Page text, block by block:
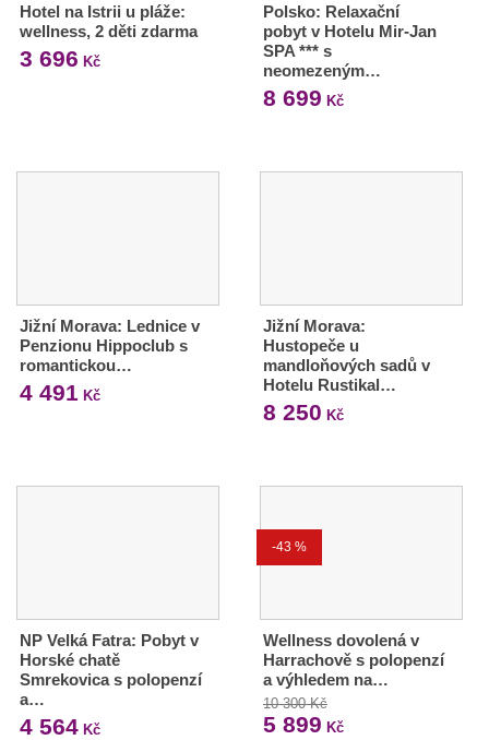
Hotel na Istrii u pláže:
wellness, 2 děti zdarma
3 696 Kč
Polsko: Relaxační
pobyt v Hotelu Mir-Jan
SPA *** s
neomezeným…
8 699 Kč
Jižní Morava: Lednice v
Penzionu Hippoclub s
romantickou…
4 491 Kč
Jižní Morava:
Hustopeče u
mandloňových sadů v
Hotelu Rustikal…
8 250 Kč
NP Velká Fatra: Pobyt v
Horské chatě
Smrekovica s polopenzí
a…
4 564 Kč
-43 %
Wellness dovolená v
Harrachově s polopenzí
a výhledem na…
10 300 Kč
5 899 Kč